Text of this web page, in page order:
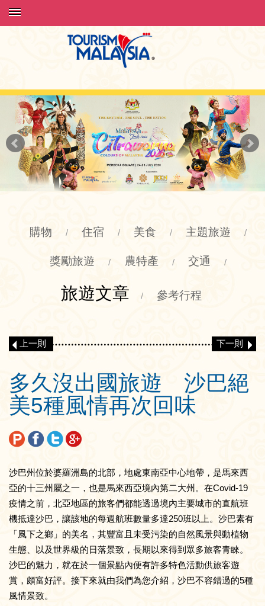
購物 / 住宿 / 美食 / 主題旅遊 /
獎勵旅遊 / 農特產 / 交通 /
旅遊文章 / 參考行程
上一則 下一則
多久沒出國旅遊 沙巴絕
美5種風情再次回味
沙巴州位於婆羅洲島的北部，地處東南亞中心地帶，是馬來西
亞的十三州屬之一，也是馬來西亞境內第二大州。在Covid-19
疫情之前，北亞地區的旅客們都能透過境內主要城市的直航班
機抵達沙巴，讓該地的每週航班數量多達250班以上。沙巴素有
「風下之鄉」的美名，其豐富且未受污染的自然風景與動植物
生態、以及世界級的日落景致，長期以來得到眾多旅客青睞。
沙巴的魅力，就在於一個景點內便有許多特色活動供旅客遊
賞，頗富好評。接下來就由我們為您介紹，沙巴不容錯過的5種
風情景致。